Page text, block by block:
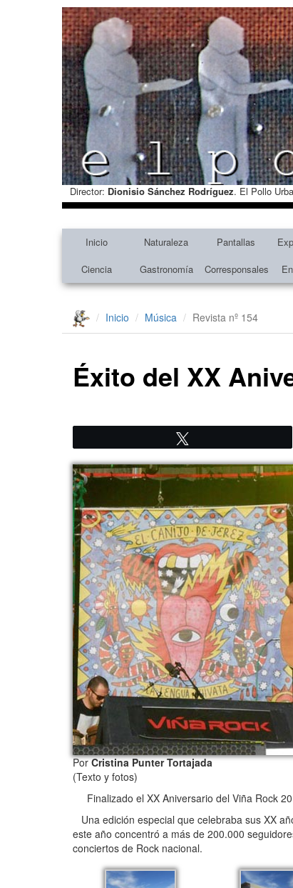
Director: Dionisio Sánchez Rodríguez. El Pollo
Inicio Naturaleza Pantallas
Ciencia
Gastronomía Corresponsales
Inicio Música Revista nº 154
Éxito del XX
PorCristina Punter Tortajada
(Texto y fotos)
Finalizado el XX Aniversario del Viña Rock
Una edición especial que celebraba sus XX
este año concentró a más de 200.000
conciertos de Rock nacional.